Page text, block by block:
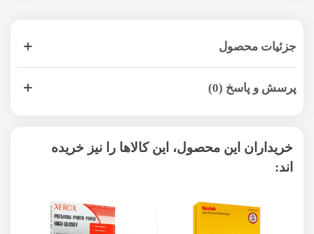
جزئیات محصول
پرسش و پاسخ (0)
خریداران این محصول، این کالاها را نیز خریده
اند: